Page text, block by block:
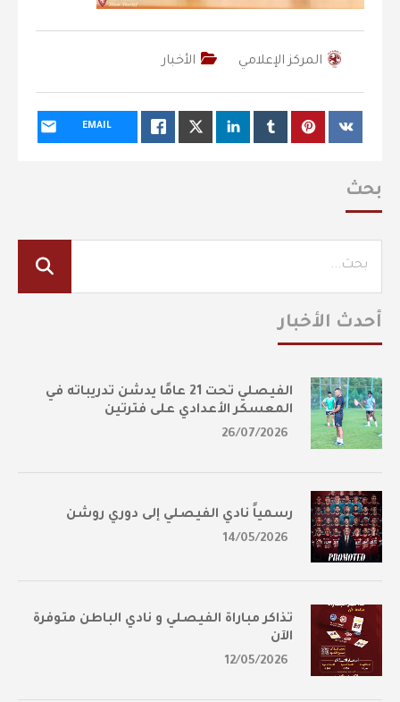
المركز الإعلامي الأخبار
EMAIL
بحث
أحدث الأخبار
الفيصلي تحت 21 عامًا يدشن تدريباته في
المعسكر الأعدادي على فترتين
26/07/2026
رسمياً نادي الفيصلي إلى دوري روشن
14/05/2026
تذاكر مباراة الفيصلي و نادي الباطن متوفرة
الآن
12/05/2026